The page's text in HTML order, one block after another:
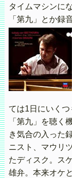
タイムマシンに
「第九」とか録
ては1日にいく
「第九」を聴く
き気合の入った
ニスト、マウリ
たディスク。ス
雄弁。本来オケ